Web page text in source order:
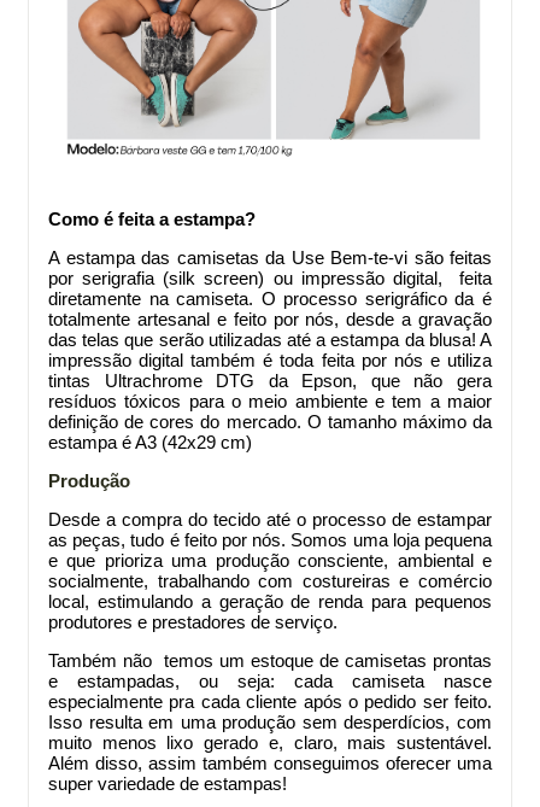
Como é feita a estampa?
A estampa das camisetas da Use Bem-te-vi são feitas
por serigrafia (silk screen) ou impressão digital, feita
diretamente na camiseta. O processo serigráfico da é
totalmente artesanal e feito por nós, desde a gravação
das telas que serão utilizadas até a estampa da blusa! A
impressão digital também é toda feita por nós e utiliza
tintas Ultrachrome DTG da Epson, que não gera
resíduos tóxicos para o meio ambiente e tem a maior
definição de cores do mercado. O tamanho máximo da
estampa é A3 (42x29 cm)
Produção
Desde a compra do tecido até o processo de estampar
as peças, tudo é feito por nós. Somos uma loja pequena
e que prioriza uma produção consciente, ambiental e
socialmente, trabalhando com costureiras e comércio
local, estimulando a geração de renda para pequenos
produtores e prestadores de serviço.
Também não temos um estoque de camisetas prontas
e estampadas, ou seja: cada camiseta nasce
especialmente pra cada cliente após o pedido ser feito.
Isso resulta em uma produção sem desperdícios, com
muito menos lixo gerado e, claro, mais sustentável.
Além disso, assim também conseguimos oferecer uma
super variedade de estampas!